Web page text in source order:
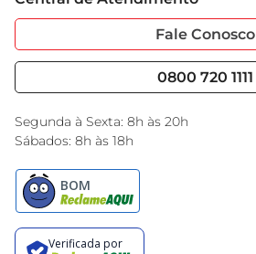
Portal do Fornecedo
Nossas Lojas
Garantia Estendida
Serviços
Black Friday
Encarte do Dia
Fale Conosco
0800 720 1111
Segunda à Sexta: 8h às 20h
Sábados: 8h às 18h